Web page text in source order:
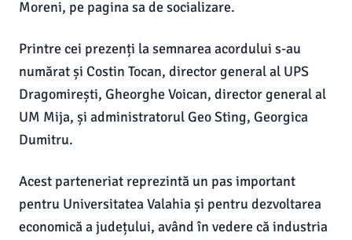
Moreni, pe pagina sa de socializare.
Printre cei prezenți la semnarea acordului s-au
numărat și Costin Tocan, director general al UPS
Dragomirești, Gheorghe Voican, director general al
UM Mija, și administratorul Geo Sting, Georgica
Dumitru.
Acest parteneriat reprezintă un pas important
pentru Universitatea Valahia și pentru dezvoltarea
economică a județului, având în vedere că industria